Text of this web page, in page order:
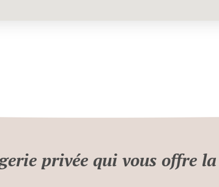
privée qui vous offre